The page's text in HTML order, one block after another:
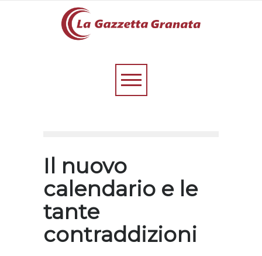
Il nuovo
calendario e le
tante
contraddizioni